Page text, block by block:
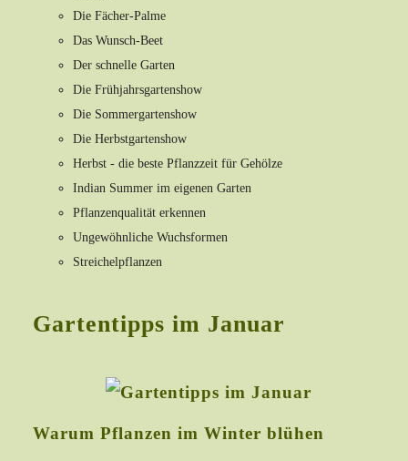
Die Fächer-Palme
Das Wunsch-Beet
Der schnelle Garten
Die Frühjahrsgartenshow
Die Sommergartenshow
Die Herbstgartenshow
Herbst - die beste Pflanzzeit für Gehölze
Indian Summer im eigenen Garten
Pflanzenqualität erkennen
Ungewöhnliche Wuchsformen
Streichelpflanzen
Gartentipps im Januar
Warum Pflanzen im Winter blühen